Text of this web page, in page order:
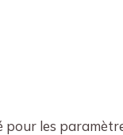
pour les